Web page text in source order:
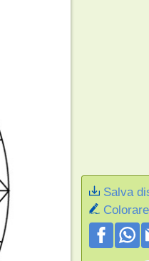
Salva